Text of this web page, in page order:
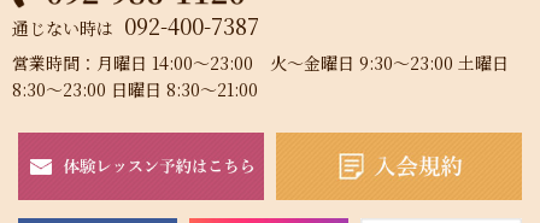
通じない時は 092-400-7387
営業時間：月曜日 14:00～23:00 火～金曜日 9:30～23:00 土曜日
8:30～23:00 日曜日 8:30～21:00